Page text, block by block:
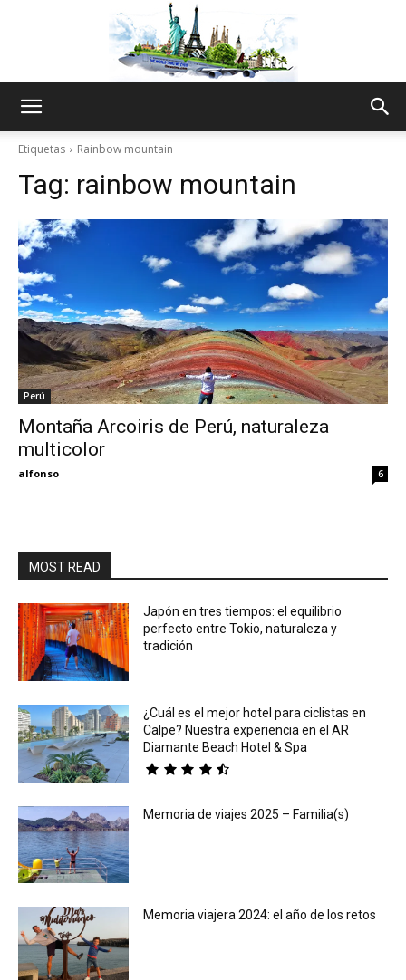
My
Etiquetas Rainbow mountain
Tag: rainbow mountain
Perú
Montaña Arcoiris de Perú, naturaleza
multicolor
alfonso 6
MOST READ
Japón en tres tiempos: el equilibrio
perfecto entre Tokio, naturaleza y
tradición
¿Cuál es el mejor hotel para ciclistas en
Calpe? Nuestra experiencia en el AR
Diamante Beach Hotel & Spa
Memoria de viajes 2025 – Familia(s)
Memoria viajera 2024: el año de los retos